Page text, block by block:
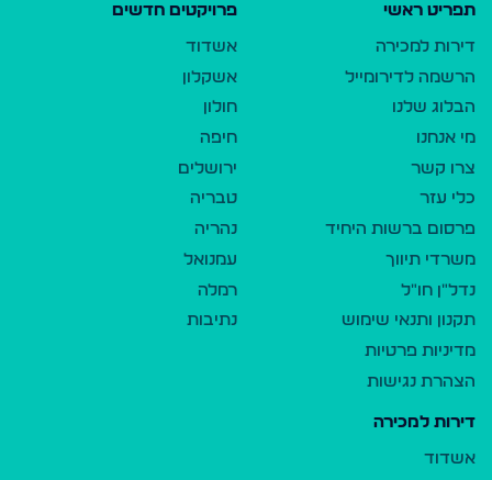
תפריט ראשי
דירות למכירה
הרשמה לדירומייל
הבלוג שלנו
מי אנחנו
צרו קשר
כלי עזר
פרסום ברשות היחיד
משרדי תיווך
נדל"ן חו"ל
תקנון ותנאי שימוש
מדיניות פרטיות
הצהרת נגישות
פרויקטים חדשים
אשדוד
אשקלון
חולון
חיפה
ירושלים
טבריה
נהריה
עמנואל
רמלה
נתיבות
דירות למכירה
אשדוד